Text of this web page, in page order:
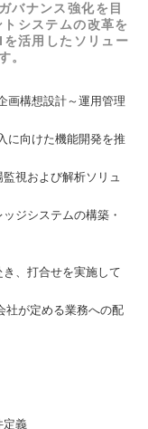
バナンス強化を目
システムの改革を
活用したソリュー
。
画構想設計～運用管理
に向けた機能開発を推
視および解析ソリュ
ジシステムの構築・
、打合せを実施して
社が定める業務への配
定義